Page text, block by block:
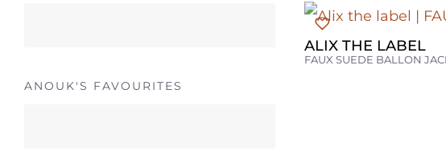
ANOUK'S FAVOURITES
ALIX THE LABEL
FAUX SUEDE BALLON